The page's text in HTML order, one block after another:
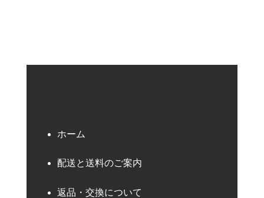
ホーム
配送と送料のご案内
返品・交換について